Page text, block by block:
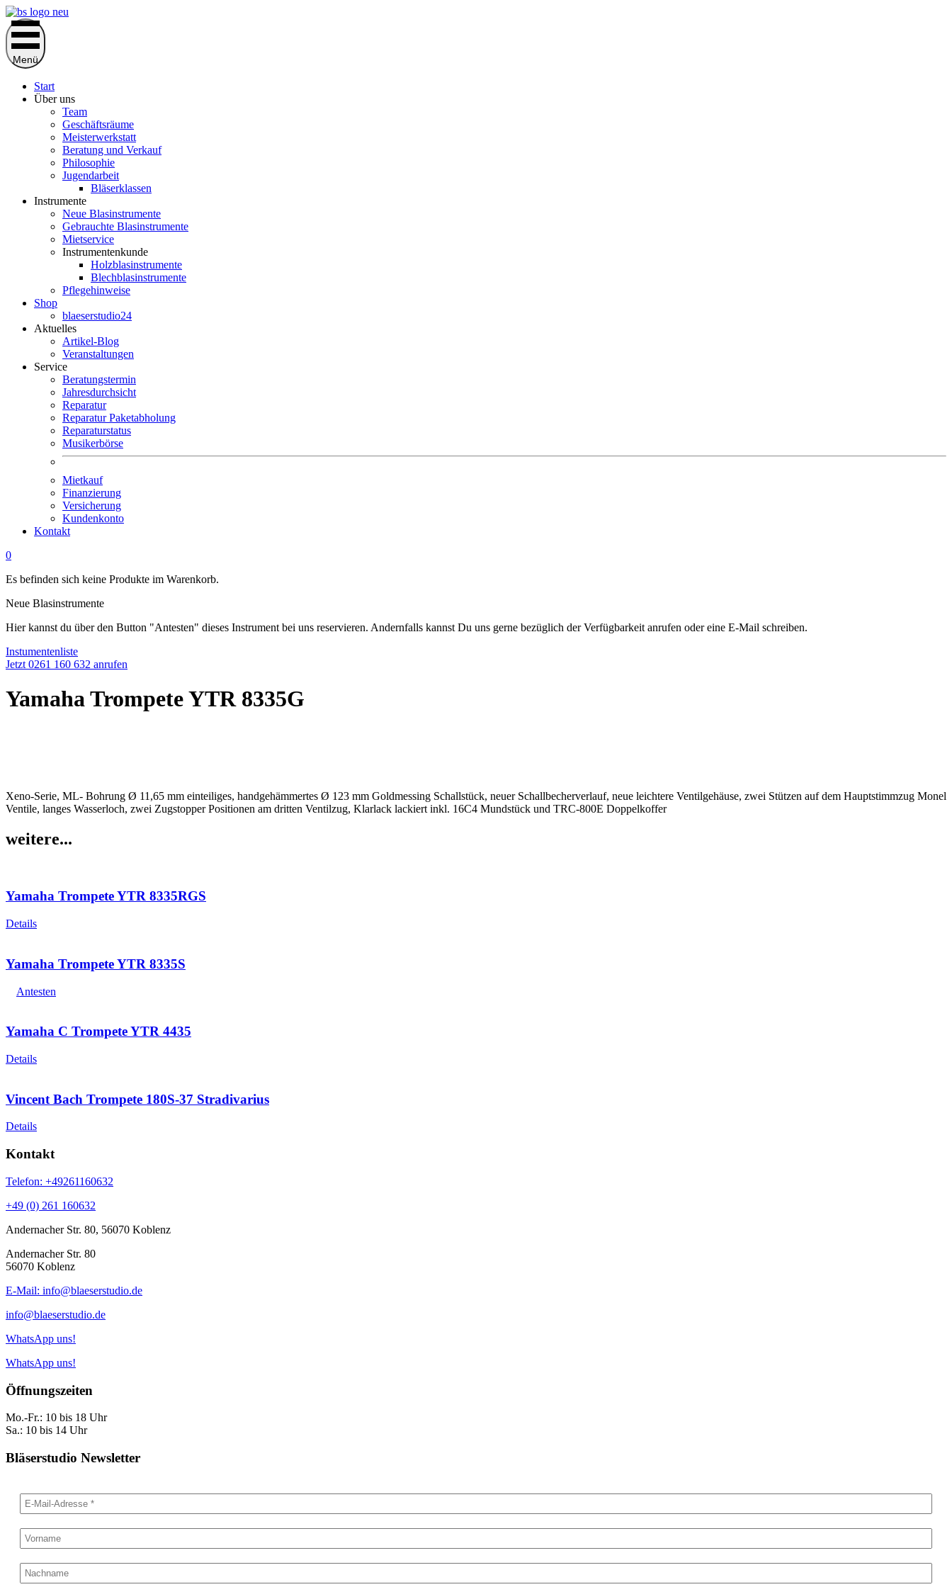
Zum
Inhalt
springen
Menü
Start
Über uns
Team
Geschäftsräume
Meisterwerkstatt
Beratung und Verkauf
Philosophie
Jugendarbeit
Bläserklassen
Instrumente
Neue Blasinstrumente
Gebrauchte Blasinstrumente
Mietservice
Instrumentenkunde
Holzblasinstrumente
Blechblasinstrumente
Pflegehinweise
Shop
blaeserstudio24
Aktuelles
Artikel-Blog
Veranstaltungen
Service
Beratungstermin
Jahresdurchsicht
Reparatur
Reparatur Paketabholung
Reparaturstatus
Musikerbörse
Mietkauf
Finanzierung
Versicherung
Kundenkonto
Kontakt
0
Es befinden sich keine Produkte im Warenkorb.
Neue Blasinstrumente
Hier kannst du über den Button "Antesten" dieses Instrument bei uns reservieren. Andernfalls kannst Du uns gerne bezüglich der Verfügbarkeit anrufen oder eine E-Mail schreiben.
Instumentenliste
Jetzt 0261 160 632 anrufen
Yamaha Trompete YTR 8335G
Xeno-Serie, ML- Bohrung Ø 11,65 mm einteiliges, handgehämmertes Ø 123 mm Goldmessing Schallstück, neuer Schallbecherverlauf, neue leichtere Ventilgehäuse, zwei Stützen auf dem Hauptstimmzug Monel
Ventile, langes Wasserloch, zwei Zugstopper Positionen am dritten Ventilzug, Klarlack lackiert inkl. 16C4 Mundstück und TRC-800E Doppelkoffer
weitere...
Yamaha Trompete YTR 8335RGS
Details
Yamaha Trompete YTR 8335S
Antesten
Yamaha C Trompete YTR 4435
Details
Vincent Bach Trompete 180S-37 Stradivarius
Details
Kontakt
Telefon: +49261160632
+49 (0) 261 160632
Andernacher Str. 80, 56070 Koblenz
Andernacher Str. 80
56070 Koblenz
E-Mail: info@blaeserstudio.de
info@blaeserstudio.de
WhatsApp uns!
WhatsApp uns!
Öffnungszeiten
Mo.-Fr.: 10 bis 18 Uhr
Sa.: 10 bis 14 Uhr
Bläserstudio Newsletter